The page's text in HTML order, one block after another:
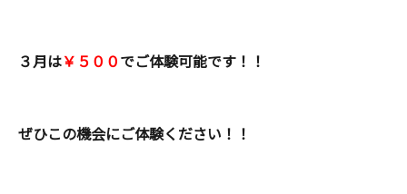
３月は￥５００でご体験可能です！！
ぜひこの機会にご体験ください！！